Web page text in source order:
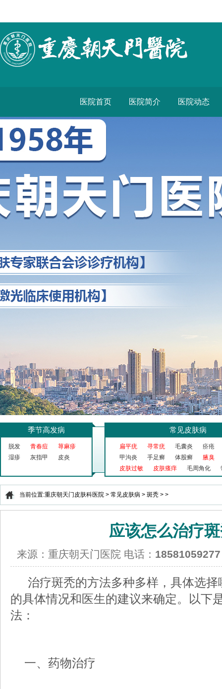
医院首页 医院简介 医院动态
季节高发病
脱发 青春痘
荨麻疹
湿疹
灰指甲 皮炎
常见皮肤病
扁平疣 寻常疣 毛囊炎
疥疮
甲沟炎
手足癣 体股癣
腋臭
皮肤过敏
皮肤瘙痒 毛周角化
当前位置:重庆朝天门皮肤科医院 > 常见皮肤病 > 斑秃 > >
应该怎么治疗
来源：重庆朝天门医院 电话： 18581059277
治疗斑秃的方法多种多样，具体选择
的具体情况和医生的建议来确定。以下
法：
一、药物治疗